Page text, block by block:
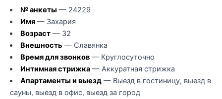
№ анкеты — 24229
Имя— Захария
Возраст— 32
Внешность — Славянка
Время для звонков— Круглосуточно
Интимная стрижка— Аккуратная стрижка
Апартаменты и выезд— Выезд в гостиницу, выезд в
сауны, выезд в офис, выезд за город